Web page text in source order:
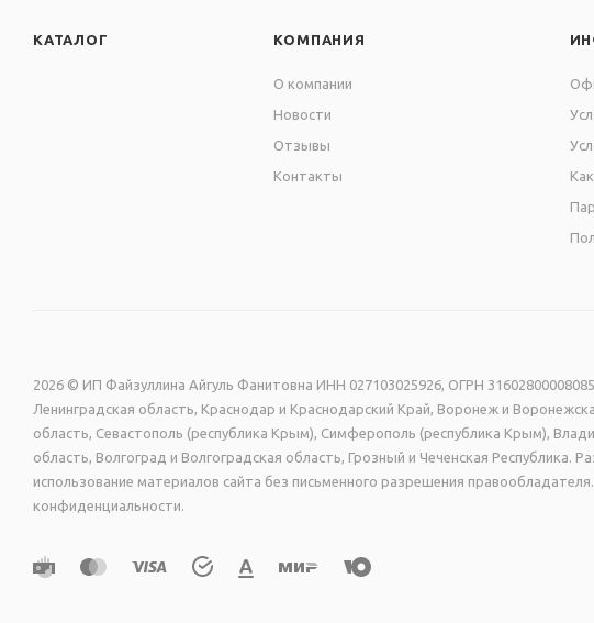
КАТАЛОГ КОМПАНИЯ
О компании
Новости
Отзывы
Контакты
2026 © ИП Файзуллина Айгуль Фанитовна ИНН 027103025926, ОГРН
Ленинградская область, Краснодар и Краснодарский Край, Воронеж и
область, Севастополь (республика Крым), Симферополь (республика Крым),
область, Волгоград и Волгоградская область, Грозный и Чеченская
использование материалов сайта без письменного разрешения
конфиденциальности.